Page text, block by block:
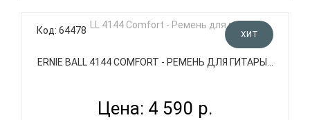
Код: 64478 ХИТ
ERNIE BALL 4144 COMFORT - РЕМЕНЬ ДЛЯ ГИТАРЫ...
Цена: 4 590 р.